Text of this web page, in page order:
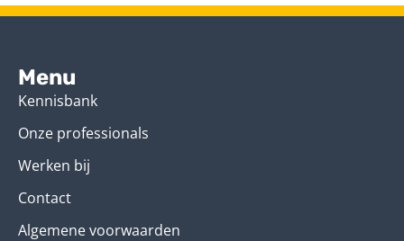
Menu
Kennisbank
Onze professionals
Werken bij
Contact
Algemene voorwaarden